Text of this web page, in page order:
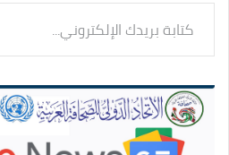
بريدك
الإلكتروني...